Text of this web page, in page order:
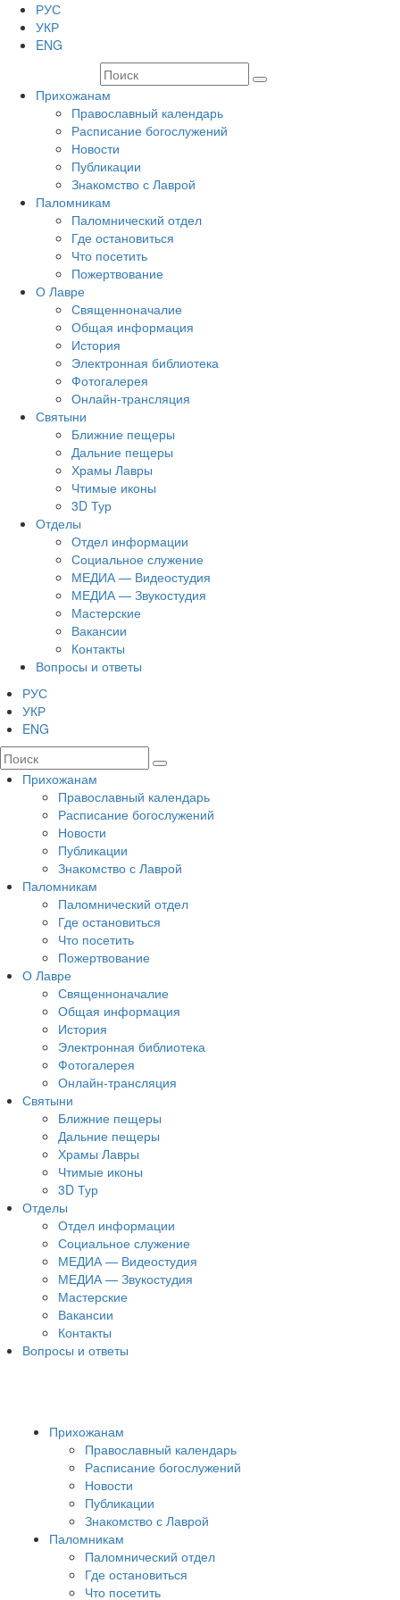
РУС
УКР
ENG
Прихожанам
Православный календарь
Расписание богослужений
Новости
Публикации
Знакомство с Лаврой
Паломникам
Паломнический отдел
Где остановиться
Что посетить
Пожертвование
О Лавре
Священноначалие
Общая информация
История
Электронная библиотека
Фотогалерея
Онлайн-трансляция
Святыни
Ближние пещеры
Дальние пещеры
Храмы Лавры
Чтимые иконы
3D Тур
Отделы
Отдел информации
Социальное служение
МЕДИА — Видеостудия
МЕДИА — Звукостудия
Мастерские
Вакансии
Контакты
Вопросы и ответы
РУС
УКР
ENG
Прихожанам
Православный календарь
Расписание богослужений
Новости
Публикации
Знакомство с Лаврой
Паломникам
Паломнический отдел
Где остановиться
Что посетить
Пожертвование
О Лавре
Священноначалие
Общая информация
История
Электронная библиотека
Фотогалерея
Онлайн-трансляция
Святыни
Ближние пещеры
Дальние пещеры
Храмы Лавры
Чтимые иконы
3D Тур
Отделы
Отдел информации
Социальное служение
МЕДИА — Видеостудия
МЕДИА — Звукостудия
Мастерские
Вакансии
Контакты
Вопросы и ответы
Прихожанам
Православный календарь
Расписание богослужений
Новости
Публикации
Знакомство с Лаврой
Паломникам
Паломнический отдел
Где остановиться
Что посетить